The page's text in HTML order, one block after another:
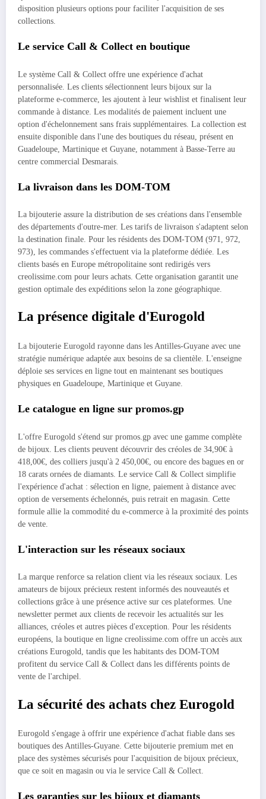
disposition plusieurs options pour faciliter l'acquisition de ses
collections.
Le service Call & Collect en boutique
Le système Call & Collect offre une expérience d'achat
personnalisée. Les clients sélectionnent leurs bijoux sur la
plateforme e-commerce, les ajoutent à leur wishlist et finalisent leur
commande à distance. Les modalités de paiement incluent une
option d'échelonnement sans frais supplémentaires. La collection est
ensuite disponible dans l'une des boutiques du réseau, présent en
Guadeloupe, Martinique et Guyane, notamment à Basse-Terre au
centre commercial Desmarais.
La livraison dans les DOM-TOM
La bijouterie assure la distribution de ses créations dans l'ensemble
des départements d'outre-mer. Les tarifs de livraison s'adaptent selon
la destination finale. Pour les résidents des DOM-TOM (971, 972,
973), les commandes s'effectuent via la plateforme dédiée. Les
clients basés en Europe métropolitaine sont redirigés vers
creolissime.com pour leurs achats. Cette organisation garantit une
gestion optimale des expéditions selon la zone géographique.
La présence digitale d'Eurogold
La bijouterie Eurogold rayonne dans les Antilles-Guyane avec une
stratégie numérique adaptée aux besoins de sa clientèle. L'enseigne
déploie ses services en ligne tout en maintenant ses boutiques
physiques en Guadeloupe, Martinique et Guyane.
Le catalogue en ligne sur promos.gp
L'offre Eurogold s'étend sur promos.gp avec une gamme complète
de bijoux. Les clients peuvent découvrir des créoles de 34,90€ à
418,00€, des colliers jusqu'à 2 450,00€, ou encore des bagues en or
18 carats ornées de diamants. Le service Call & Collect simplifie
l'expérience d'achat : sélection en ligne, paiement à distance avec
option de versements échelonnés, puis retrait en magasin. Cette
formule allie la commodité du e-commerce à la proximité des points
de vente.
L'interaction sur les réseaux sociaux
La marque renforce sa relation client via les réseaux sociaux. Les
amateurs de bijoux précieux restent informés des nouveautés et
collections grâce à une présence active sur ces plateformes. Une
newsletter permet aux clients de recevoir les actualités sur les
alliances, créoles et autres pièces d'exception. Pour les résidents
européens, la boutique en ligne creolissime.com offre un accès aux
créations Eurogold, tandis que les habitants des DOM-TOM
profitent du service Call & Collect dans les différents points de
vente de l'archipel.
La sécurité des achats chez Eurogold
Eurogold s'engage à offrir une expérience d'achat fiable dans ses
boutiques des Antilles-Guyane. Cette bijouterie premium met en
place des systèmes sécurisés pour l'acquisition de bijoux précieux,
que ce soit en magasin ou via le service Call & Collect.
Les garanties sur les bijoux et diamants